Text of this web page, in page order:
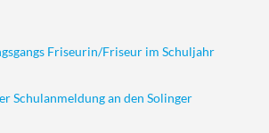
Friseurin/Friseur im Schuljahr
Schulanmeldung an den Solinger